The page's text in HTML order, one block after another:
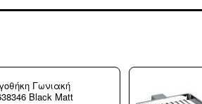
Γωνιακή
Black Matt